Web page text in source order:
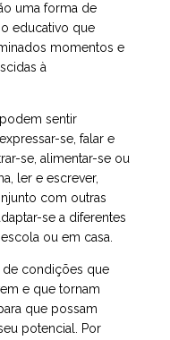
uma forma de
educativo que
momentos e
à
sentir
se, falar e
se, alimentar-se ou
ler e escrever,
com outras
se a diferentes
ou em casa.
de condições que
e que tornam
que possam
potencial. Por